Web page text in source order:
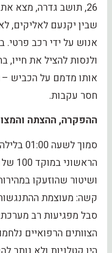
26, תושב גדרה, מצא
שבין יקנעם לאליקים,
אנוש על ידי רכב פרטי.
ולנסות להציל את חייו,
אותו מדמם על הכביש –
חסר עקבות.
ההפקרה, ההצתה
סמוך
ושיטור שהוזעקו
קשה: מעוצמת
סבל מפגיעות רב
הצוותים הרפואיים